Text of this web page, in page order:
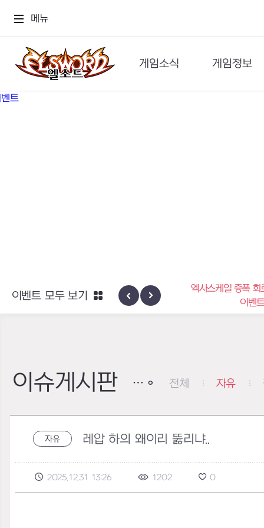
메뉴
게임소식
공지사항
게임정보
세계관
신규 지역 네블론
엑사스케일 증폭 회
이벤트
이벤트 모두 보기
이슈게시판 전체 자유
자유 레압 하의 왜이리 뚫리냐..
2025.12.31 13:26 1202 0